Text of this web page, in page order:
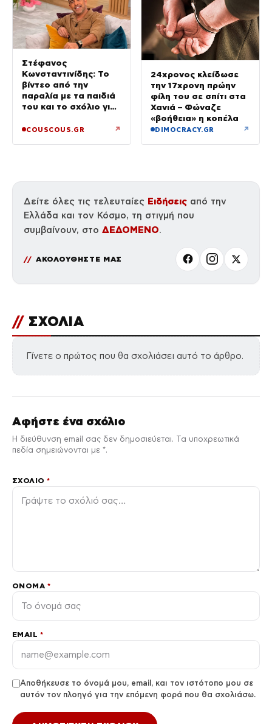
Στέφανος
Κωνσταντινίδης: Το
βίντεο από την
παραλία με τα παιδιά
του και το σχόλιο για
COUSCOUS.GR ↗
24χρονος κλείδωσε
την 17χρονη πρώην
φίλη του σε σπίτι στα
Χανιά – Φώναζε
«βοήθεια» η κοπέλα
DIMOCRACY.GR ↗
Δείτε όλες τις τελευταίες Ειδήσεις από την
Ελλάδα και τον Κόσμο, τη στιγμή που
συμβαίνουν, στο ΔΕΔΟΜΕΝΟ.
ΑΚΟΛΟΥΘΗΣΤΕ ΜΑΣ
// ΣΧΟΛΙΑ
Γίνετε ο πρώτος που θα σχολιάσει αυτό το άρθρο.
Αφήστε ένα σχόλιο
Η διεύθυνση email σας δεν δημοσιεύεται. Τα υποχρεωτικά
πεδία σημειώνονται με *.
ΣΧΌΛΙΟ*
ΌΝΟΜΑ *
EMAIL *
Αποθήκευσε το όνομά μου, email, και τον ιστότοπο μου σε
αυτόν τον πλοηγό για την επόμενη φορά που θα σχολιάσω.